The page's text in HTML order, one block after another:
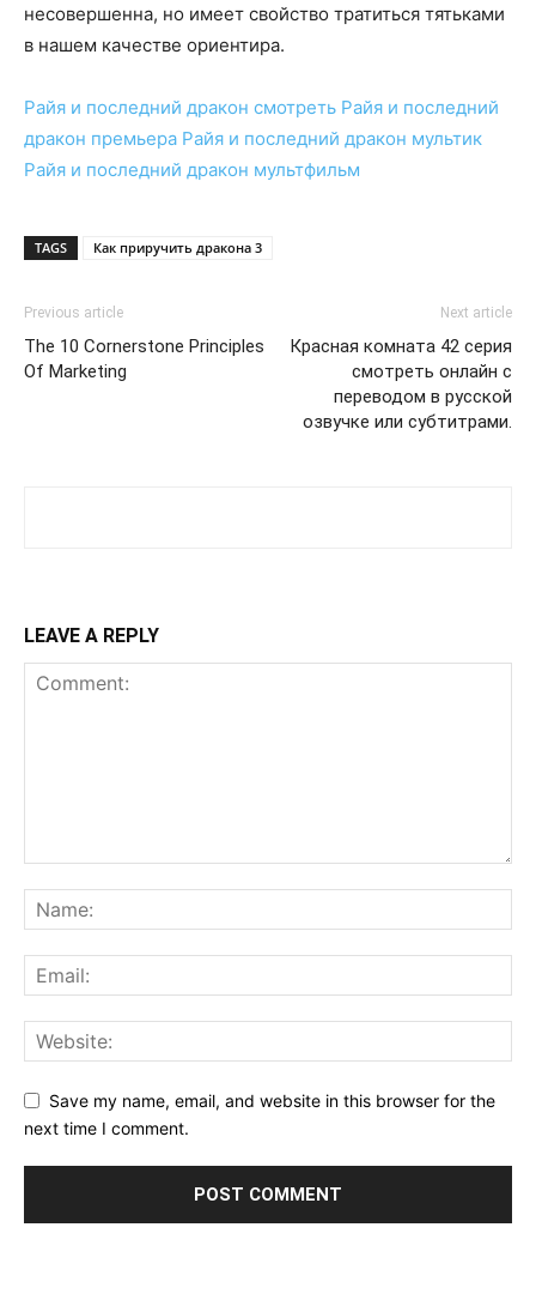
несовершенна, но имеет свойство тратиться тятьками
в нашем качестве ориентира.
Райя и последний дракон смотреть Райя и последний
дракон премьера Райя и последний дракон мультик
Райя и последний дракон мультфильм
TAGS Как приручить дракона 3
Previous article
The 10 Cornerstone Principles
Of Marketing
Next article
Красная комната 42 серия
смотреть онлайн с
переводом в русской
озвучке или субтитрами.
LEAVE A REPLY
Save my name, email, and website in this browser for the
next time I comment.